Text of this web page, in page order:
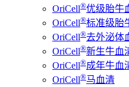
OriCell®优级胎牛
OriCell®标准级胎
OriCell®去外泌体
OriCell®新生牛血
OriCell®成年牛血
OriCell®马血清